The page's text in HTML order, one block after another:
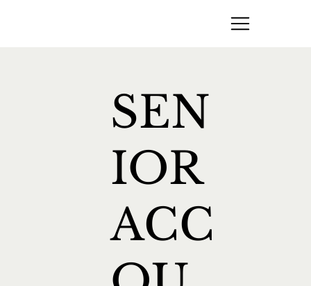
SEN
IOR
ACC